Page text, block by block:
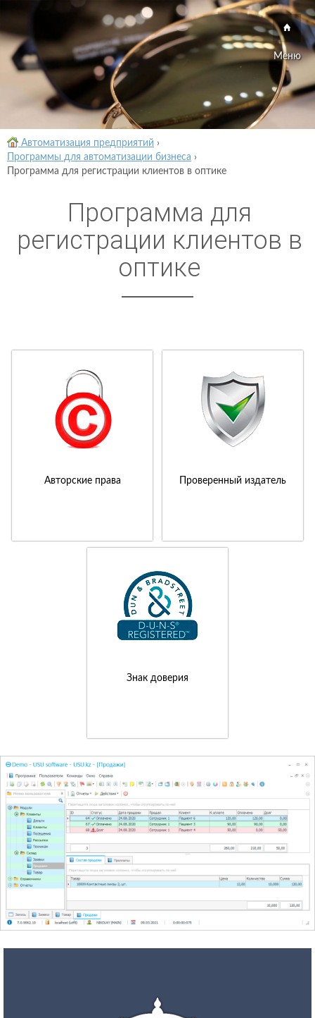
Меню
Автоматизация предприятий ›
Программы для автоматизации бизнеса ›
Программа для регистрации клиентов в оптике
Программа для
регистрации клиентов в
оптике
Авторские права Проверенный издатель
Знак доверия